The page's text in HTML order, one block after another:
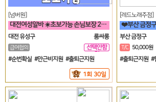
[넘버원]
대전여성알바 ☀️초보가능 손님보장 20대30대가족모집☀️
대전 유성구
룸싸롱
급여협의
선택안함
일
#순번확실 #만근비지원 #출퇴근지원
1회 30일
[레드노래주점]
부산 금정구
T/C 50,000원
#출퇴근지원 #